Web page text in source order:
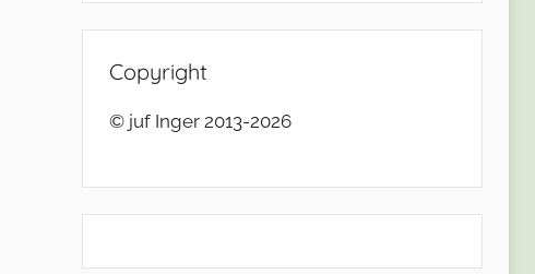
Copyright
© juf Inger 2013-2026